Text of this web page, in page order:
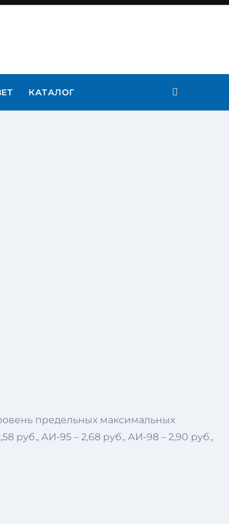
КАТАЛОГ
предельных максимальных
руб., АИ-95 – 2,68 руб., АИ-98 – 2,90 руб.,